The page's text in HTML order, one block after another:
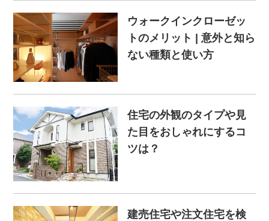
ウォークインクローゼッ
トのメリット | 意外と知ら
ない種類と使い方
住宅の外観のタイプや見
た目をおしゃれにするコ
ツは？
建売住宅や注文住宅を検